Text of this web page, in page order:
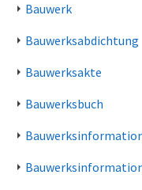
Bauwerk
Bauwerksabdichtung
Bauwerksakte
Bauwerksbuch